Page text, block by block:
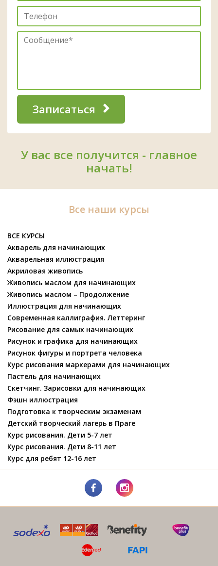
Записаться
У вас все получится - главное
начать!
Все наши курсы
ВСЕ КУРСЫ
Акварель для начинающих
Акварельная иллюстрация
Акриловая живопись
Живопись маслом для начинающих
Живопись маслом – Продолжение
Иллюстрация для начинающих
Современная каллиграфия. Леттеринг
Рисование для самых начинающих
Рисунок и графика для начинающих
Рисунок фигуры и портрета человека
Курс рисования маркерами для начинающих
Пастель для начинающих
Скетчинг. Зарисовки для начинающих
Фэшн иллюстрация
Подготовка к творческим экзаменам
Детский творческий лагерь в Праге
Курс рисования. Дети 5-7 лет
Курс рисования. Дети 8-11 лет
Курс для ребят 12-16 лет